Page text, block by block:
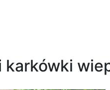
karkówki